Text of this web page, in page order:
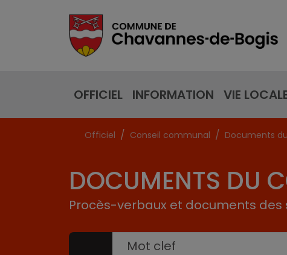
OFFICIEL INFORMATION VIE
Officiel Conseil communal Documents
DOCUMENTS DU
Procès-verbaux et documents des